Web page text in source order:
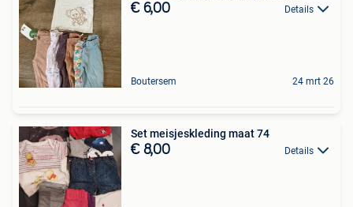
€ 6,00 Details
Boutersem 24 mrt 26
Set meisjeskleding maat 74
€ 8,00 Details